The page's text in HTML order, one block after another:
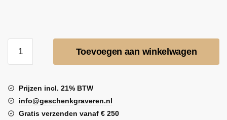
Esperons
cl,
aantal
Toevoegen aan winkelwagen
Prijzen incl. 21% BTW
info@geschenkgraveren.nl
Gratis verzenden vanaf € 250